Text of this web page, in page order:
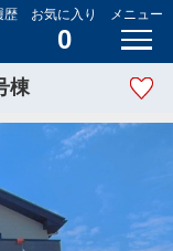
歴 お気に入り
0
メニュー
棟